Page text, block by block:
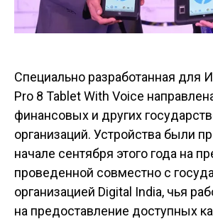
Специально разработанная для
Pro 8 Tablet With Voice
финансовых и других
организаций. Устройства были
начале сентября этого года на
проведенной совместно с
организацией Digital India, чья
на предоставление доступных